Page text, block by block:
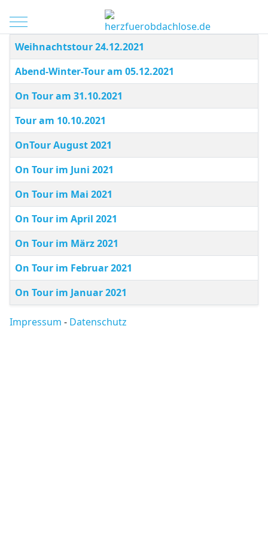
Mobile Menu Toggle
Beiträge
Title
Weihnachtstour 24.12.2021
Abend-Winter-Tour am 05.12.2021
On Tour am 31.10.2021
Tour am 10.10.2021
OnTour August 2021
On Tour im Juni 2021
On Tour im Mai 2021
On Tour im April 2021
On Tour im März 2021
On Tour im Februar 2021
On Tour im Januar 2021
Impressum - Datenschutz